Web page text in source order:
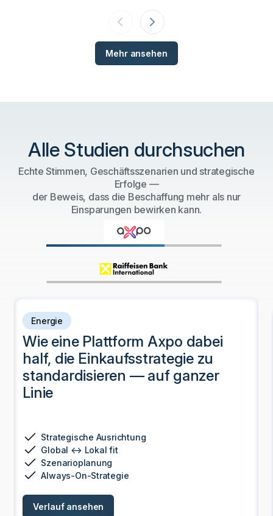
Mehr ansehen
Alle Studien durchsuchen
Echte Stimmen, Geschäftsszenarien und strategische
Erfolge —
der Beweis, dass die Beschaffung mehr als nur
Einsparungen bewirken kann.
Energie
Wie eine Plattform Axpo dabei
half, die Einkaufsstrategie zu
standardisieren — auf ganzer
Linie
Strategische Ausrichtung
Global ↔ Lokal fit
Szenarioplanung
Always-On-Strategie
Verlauf ansehen